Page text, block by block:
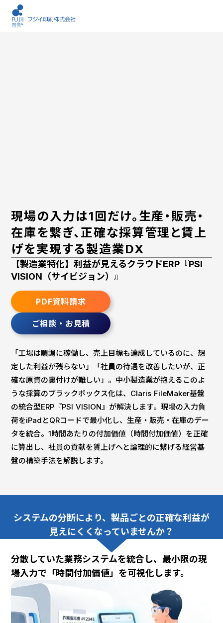
現場の入力は1回だけ。生産・販売・
在庫を繋ぎ、正確な採算管理と賃上
げを実現する製造業DX
【製造業特化】利益が見えるクラウドERP『PSI
VISION（サイビジョン）』
PDF資料請求
ご相談・お見積
「工場は順調に稼働し、売上目標も達成しているのに、想
定した利益が残らない」「社員の待遇を改善したいが、正
確な原資の裏付けが難しい」。中小製造業が抱えるこのよ
うな採算のブラックボックス化は、Claris FileMaker基盤
の統合型ERP『PSI VISION』が解決します。現場の入力負
荷をiPadとQRコードで最小化し、生産・販売・在庫のデー
タを統合。1時間あたりの付加価値（時間付加価値）を正確
に算出し、社員の貢献を賃上げへと論理的に繋げる経営基
盤の構築手法を解説します。
システムの分断により、製品ごとの正確な利益が
見えにくくなっていませんか？
分散していた業務システムを統合し、最小限の現
場入力で「時間付加価値」を可視化します。